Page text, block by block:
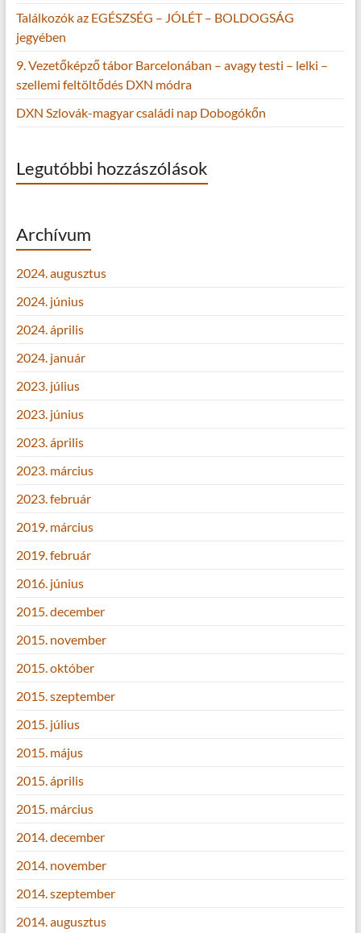
Találkozók az EGÉSZSÉG – JÓLÉT – BOLDOGSÁG
jegyében
9. Vezetőképző tábor Barcelonában – avagy testi – lelki –
szellemi feltöltődés DXN módra
DXN Szlovák-magyar családi nap Dobogókőn
Legutóbbi hozzászólások
Archívum
2024. augusztus
2024. június
2024. április
2024. január
2023. július
2023. június
2023. április
2023. március
2023. február
2019. március
2019. február
2016. június
2015. december
2015. november
2015. október
2015. szeptember
2015. július
2015. május
2015. április
2015. március
2014. december
2014. november
2014. szeptember
2014. augusztus